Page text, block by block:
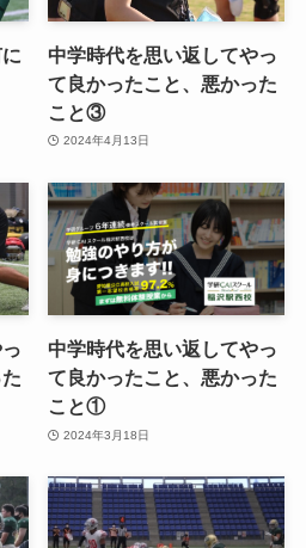
中学時代を思い返してやっ
て良かったこと、悪かった
こと③
2024年4月13日
中学時代を思い返してやっ
て良かったこと、悪かった
こと①
2024年3月18日